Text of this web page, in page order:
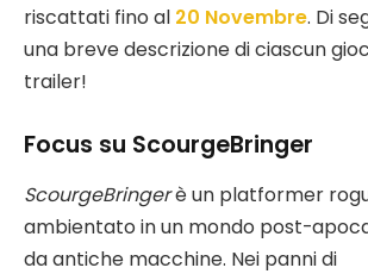
riscattati fino al 20 Novembre. Di
una breve descrizione di ciascun
trailer!
Focus su ScourgeBringer
ScourgeBringerè un platformer
ambientato in un mondo post-
da antiche macchine. Nei panni di